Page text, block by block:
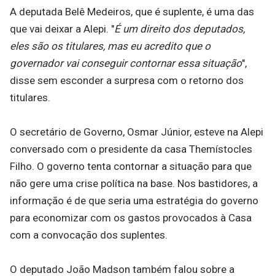
A deputada Belê Medeiros, que é suplente, é uma das
que vai deixar a Alepi. "É um direito dos deputados,
eles são os titulares, mas eu acredito que o
governador vai conseguir contornar essa situação",
disse sem esconder a surpresa com o retorno dos
titulares.
O secretário de Governo, Osmar Júnior, esteve na Alepi
conversado com o presidente da casa Themístocles
Filho. O governo tenta contornar a situação para que
não gere uma crise política na base. Nos bastidores, a
informação é de que seria uma estratégia do governo
para economizar com os gastos provocados à Casa
com a convocação dos suplentes.
O deputado João Madson também falou sobre a